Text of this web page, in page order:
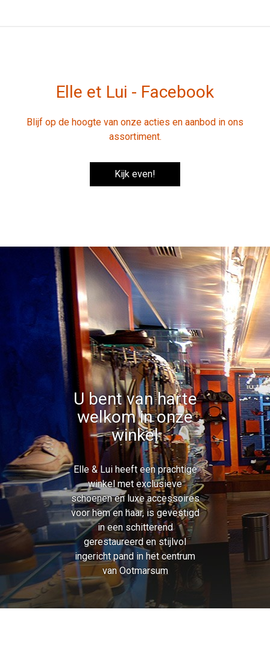
Elle et Lui - Facebook
Blijf op de hoogte van onze acties en aanbod in ons
assortiment.
Kijk even!
U bent van harte
welkom in onze
winkel
Elle & Lui heeft een prachtige
winkel met exclusieve
schoenen en luxe accessoires
voor hem en haar, is gevestigd
in een schitterend
gerestaureerd en stijlvol
ingericht pand in het centrum
van Ootmarsum